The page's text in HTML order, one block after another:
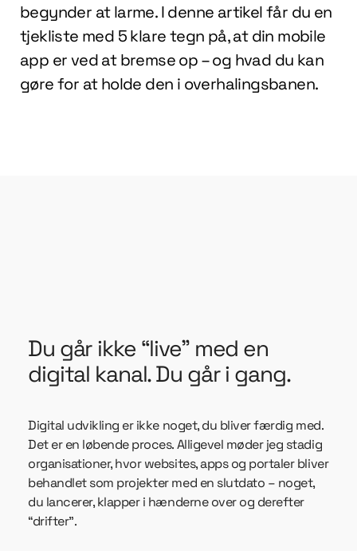
begynder at larme. I denne artikel får du en
tjekliste med 5 klare tegn på, at din mobile
app er ved at bremse op – og hvad du kan
gøre for at holde den i overhalingsbanen.
Du går ikke “live” med en
digital kanal. Du går i gang.
Digital udvikling er ikke noget, du bliver færdig med.
Det er en løbende proces. Alligevel møder jeg stadig
organisationer, hvor websites, apps og portaler bliver
behandlet som projekter med en slutdato – noget,
du lancerer, klapper i hænderne over og derefter
“drifter”.